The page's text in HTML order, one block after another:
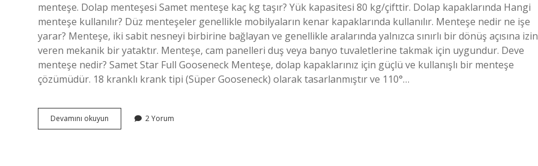
menteşe. Dolap menteşesi Samet menteşe kaç kg taşır? Yük kapasitesi 80 kg/çifttir. Dolap kapaklarında Hangi
menteşe kullanılır? Düz menteşeler genellikle mobilyaların kenar kapaklarında kullanılır. Menteşe nedir ne işe
yarar? Menteşe, iki sabit nesneyi birbirine bağlayan ve genellikle aralarında yalnızca sınırlı bir dönüş açısına izin
veren mekanik bir yataktır. Menteşe, cam panelleri duş veya banyo tuvaletlerine takmak için uygundur. Deve
menteşe nedir? Samet Star Full Gooseneck Menteşe, dolap kapaklarınız için güçlü ve kullanışlı bir menteşe
çözümüdür. 18 kranklı krank tipi (Süper Gooseneck) olarak tasarlanmıştır ve 110°…
Devamını okuyun
Menteşe
2 Yorum